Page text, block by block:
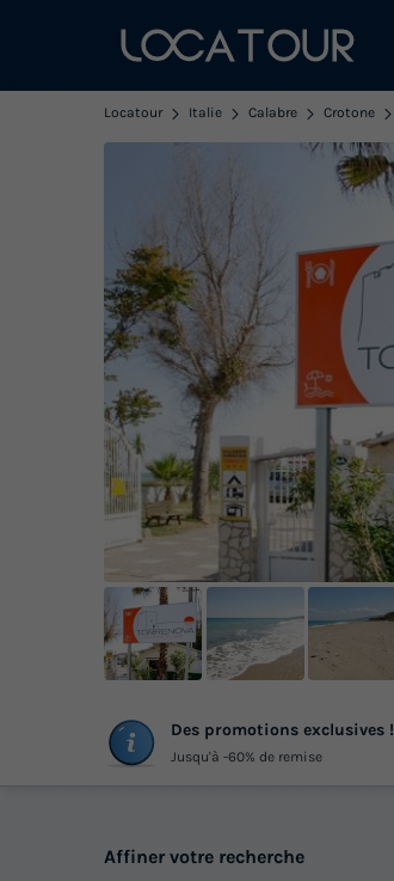
Locatour Italie Calabre Crotone
Des promotions exclusives !
Jusqu'à -60% de remise
Affiner votre recherche